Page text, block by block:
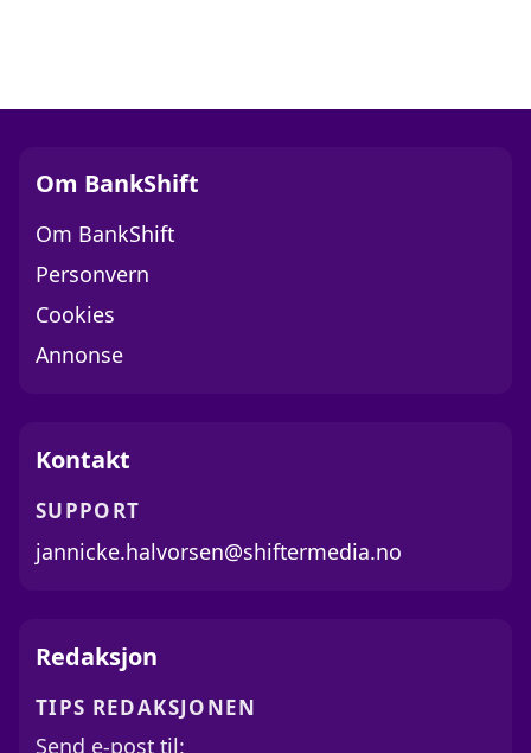
Om BankShift
Om BankShift
Personvern
Cookies
Annonse
Kontakt
SUPPORT
jannicke.halvorsen@shiftermedia.no
Redaksjon
TIPS REDAKSJONEN
Send e-post til: